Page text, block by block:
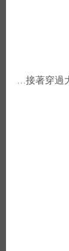
...接著穿過